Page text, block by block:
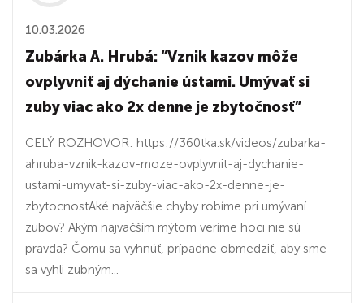
10.03.2026
Zubárka A. Hrubá: “Vznik kazov môže
ovplyvniť aj dýchanie ústami. Umývať si
zuby viac ako 2x denne je zbytočnosť”
CELÝ ROZHOVOR: https://360tka.sk/videos/zubarka-
ahruba-vznik-kazov-moze-ovplyvnit-aj-dychanie-
ustami-umyvat-si-zuby-viac-ako-2x-denne-je-
zbytocnostAké najväčšie chyby robíme pri umývaní
zubov? Akým najväčším mýtom veríme hoci nie sú
pravda? Čomu sa vyhnúť, prípadne obmedziť, aby sme
sa vyhli zubným...